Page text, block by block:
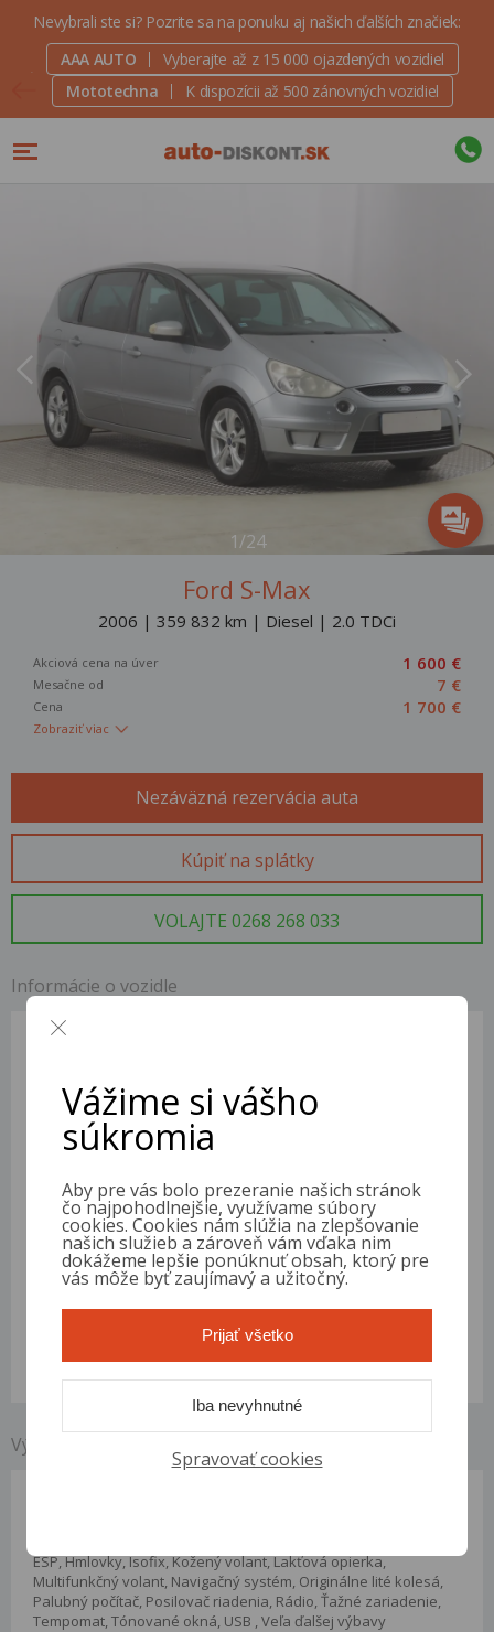
Nevybrali ste si? Pozrite sa na ponuku aj našich ďalších značiek:
AAA AUTO
Vyberajte až z 15 000 ojazdených vozidiel
Mototechna
K dispozícii až 500 zánovných vozidiel
1/24
Ford S-Max
2006 | 359 832 km | Diesel | 2.0 TDCi
Akciová cena na úver 1 600 €
Mesačne od 7 €
Cena 1 700 €
Zobraziť viac
Nezáväzná rezervácia auta
Kúpiť na splátky
VOLAJTE 0268 268 033
Informácie o vozidle
WF0SXXGBWS6P75717
Motor
Palivo
Výkon
103 kW (140 PS)
Prevodovka
Karoséria
Stupeň výbavy
Trend
2026-11-14
Emisie
EURO4
Výbava vozidla Ford S-Max
ESP, Hmlovky, Isofix, Kožený volant, Lakťová opierka,
Multifunkčný volant, Navigačný systém, Originálne lité kolesá,
Palubný počítač, Posilovač riadenia, Rádio, Ťažné zariadenie,
Tempomat, Tónované okná, USB , Veľa ďalšej výbavy
Vážime si vášho
súkromia
Aby pre vás bolo prezeranie našich stránok
čo najpohodlnejšie, využívame súbory
cookies. Cookies nám slúžia na zlepšovanie
našich služieb a zároveň vám vďaka nim
dokážeme lepšie ponúknuť obsah, ktorý pre
vás môže byť zaujímavý a užitočný.
Spravovať cookies
Iba nevyhnutné
Prijať všetko